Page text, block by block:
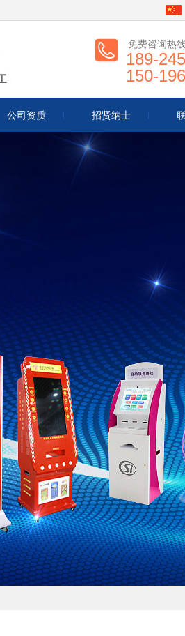
免费咨询热线
189-
150-
公司资质 招贤纳士